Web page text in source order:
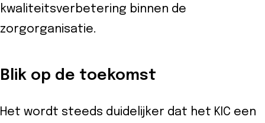
kwaliteitsverbetering binnen de
zorgorganisatie.
Blik op de toekomst
Het wordt steeds duidelijker dat het KIC een